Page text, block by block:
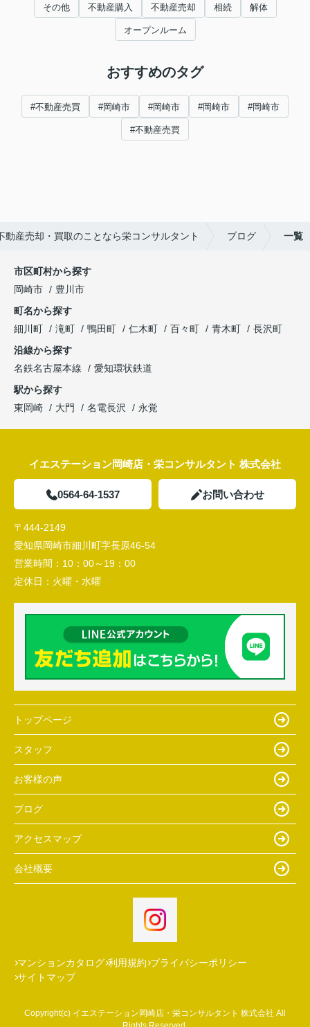
その他 不動産購入 不動産売却 相続 解体
オープンルーム
おすすめのタグ
#不動産売買 #岡崎市 #岡崎市 #岡崎市 #岡崎市
#不動産売買
動産売却・買取のことなら栄コンサルタント ブログ 一覧
市区町村から探す
岡崎市
豊川市
町名から探す
細川町
滝町 鴨田町 仁木町 百々町 青木町
長沢町
沿線から探す
名鉄名古屋本線
愛知環状鉄道
駅から探す
東岡崎
大門 名電長沢 永覚
イエステーション岡崎店・栄コンサルタント 株式会社
0564-64-1537 お問い合わせ
〒444-2149
愛知県岡崎市細川町字長原46-54
営業時間： 10：00～19：00
定休日： 火曜・水曜
トップページ
スタッフ
お客様の声
ブログ
アクセスマップ
会社概要
マンションカタログ 利用規約 プライバシーポリシー
サイトマップ
Copyright(c) イエステーション岡崎店・栄コンサルタント 株式会社 All